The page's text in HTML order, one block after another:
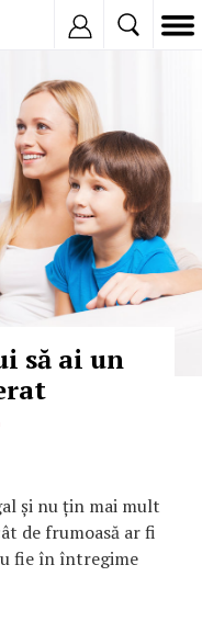
să ai un
și nu țin mai mult
de frumoasă ar fi
fie în întregime